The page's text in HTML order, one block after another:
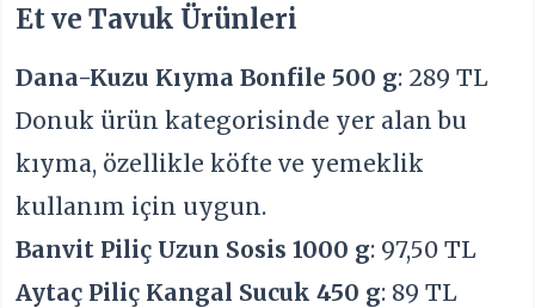
Et ve Tavuk Ürünleri
Dana-Kuzu Kıyma Bonfile 500 g: 289 TL
Donuk ürün kategorisinde yer alan bu
kıyma, özellikle köfte ve yemeklik
kullanım için uygun.
Banvit Piliç Uzun Sosis 1000 g: 97,50 TL
Aytaç Piliç Kangal Sucuk 450 g: 89 TL